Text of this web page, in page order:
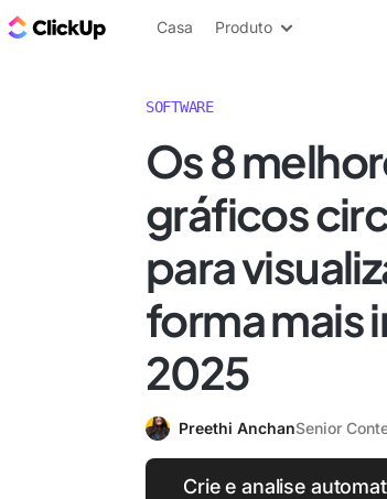
ClickUp Blogue
Casa Produto
SOFTWARE
Os 8
gráficos
para
forma mais
2025
Preethi AnchanSenior
Crie e analise